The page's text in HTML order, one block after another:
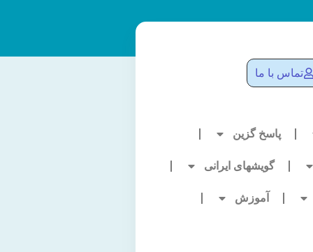
تماس با ما
پاسخ گزین
گویشهای ایرانی
آموزش